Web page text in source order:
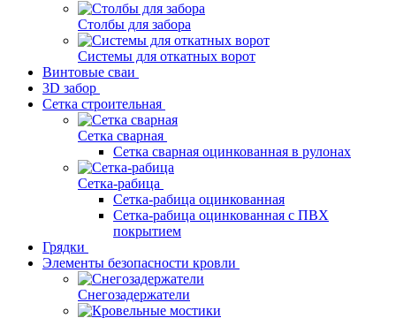
Столбы для забора
Системы для откатных ворот
Винтовые сваи
3D забор
Сетка строительная
Сетка сварная
Сетка сварная оцинкованная в рулонах
Сетка-рабица
Сетка-рабица оцинкованная
Сетка-рабица оцинкованная с ПВХ
покрытием
Грядки
Элементы безопасности кровли
Снегозадержатели